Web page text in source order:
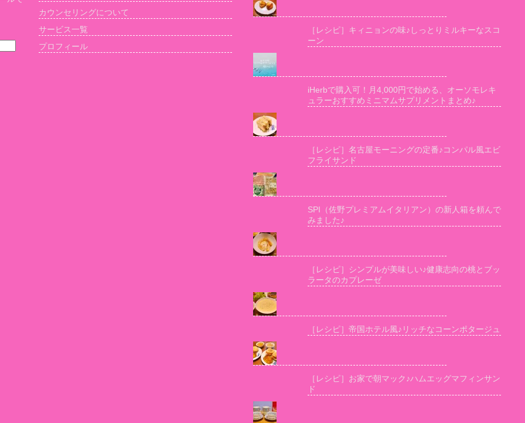
カウンセリングについて
サービス一覧
プロフィール
［レシピ］キィニョンの味♪しっとりミルキーなスコ
ーン
iHerbで購入可！月4,000円で始める、オーソモレキ
ュラーおすすめミニマムサプリメントまとめ♪
［レシピ］名古屋モーニングの定番♪コンパル風エビ
フライサンド
SPI（佐野プレミアムイタリアン）の新人箱を頼んで
みました♪
［レシピ］シンプルが美味しい♪健康志向の桃とブッ
ラータのカプレーゼ
［レシピ］帝国ホテル風♪リッチなコーンポタージュ
［レシピ］お家で朝マック♪ハムエッグマフィンサン
ド